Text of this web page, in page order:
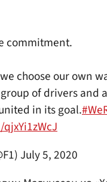
commitment.
choose our own
of drivers and
in its goal.
July 5, 2020